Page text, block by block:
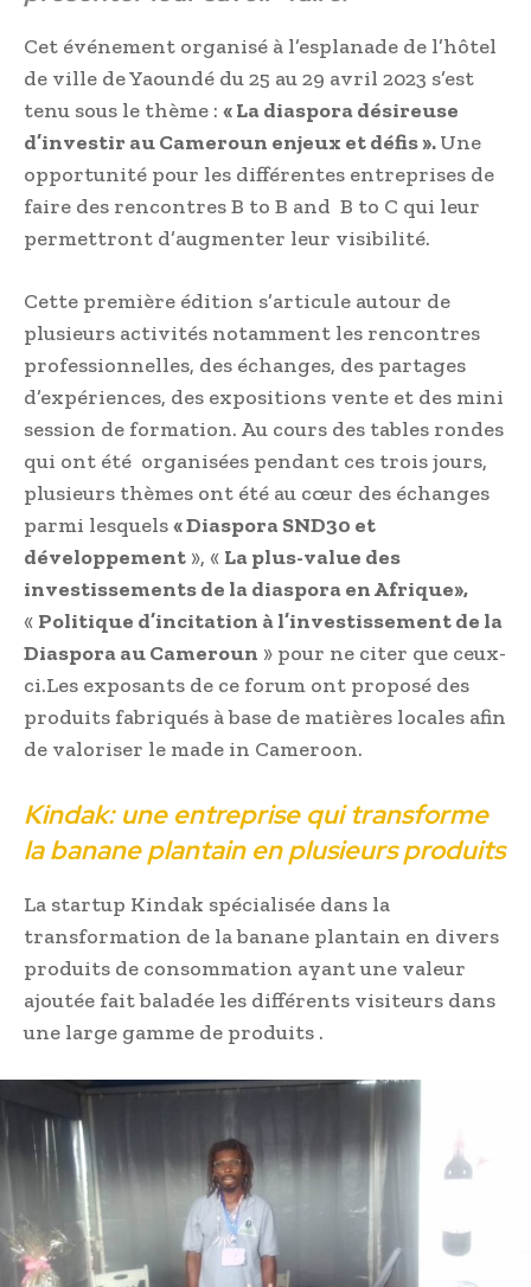
Cet événement organisé à l’esplanade de l’hôtel
de ville de Yaoundé du 25 au 29 avril 2023 s’est
tenu sous le thème : « La diaspora désireuse
d’investir au Cameroun enjeux et défis ».Une
opportunité pour les différentes entreprises de
faire des rencontres B to B and B to C qui leur
permettront d’augmenter leur visibilité.
Cette première édition s’articule autour de
plusieurs activités notamment les rencontres
professionnelles, des échanges, des partages
d’expériences, des expositions vente et des mini
session de formation. Au cours des tables rondes
qui ont été organisées pendant ces trois jours,
plusieurs thèmes ont été au cœur des échanges
parmi lesquels« Diaspora SND30 et
développement », « La plus-value des
investissements de la diaspora en Afrique»,
« Politique d’incitation à l’investissement de la
Diaspora au Cameroun » pour ne citer que ceux-
ci.Les exposants de ce forum ont proposé des
produits fabriqués à base de matières locales afin
de valoriser le made in Cameroon.
Kindak: une entreprise qui transforme
la banane plantain en plusieurs produits
La startup Kindak spécialisée dans la
transformation de la banane plantain en divers
produits de consommation ayant une valeur
ajoutée fait baladée les différents visiteurs dans
une large gamme de produits .